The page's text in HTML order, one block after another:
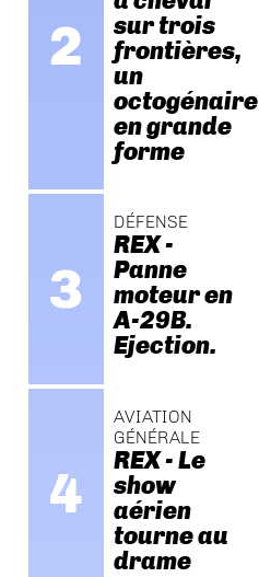
sur trois
frontières,
un
octogénaire
en grande
forme
DÉFENSE
REX -
Panne
moteur en
A-29B.
Ejection.
AVIATION
GÉNÉRALE
REX - Le
show
aérien
tourne au
drame